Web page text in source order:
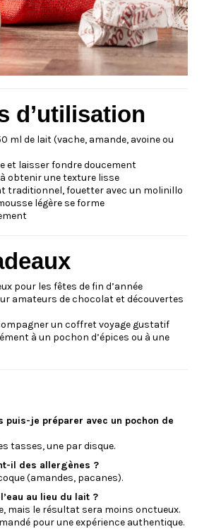
d’utilisation
ml de lait (vache, amande, avoine ou
et laisser fondre doucement
obtenir une texture lisse
traditionnel, fouetter avec un molinillo
légère se forme
pour les fêtes de fin d’année
amateurs de chocolat et découvertes
un coffret voyage gustatif
à un pochon d’épices ou à une
puis-je préparer avec un pochon de
tasses, une par disque.
il des allergènes ?
(amandes, pacanes).
au lieu du lait ?
mais le résultat sera moins onctueux.
pour une expérience authentique.